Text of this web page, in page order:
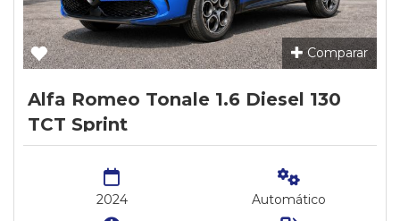
Comparar
Alfa Romeo Tonale 1.6 Diesel 130
TCT Sprint
2024 Automático